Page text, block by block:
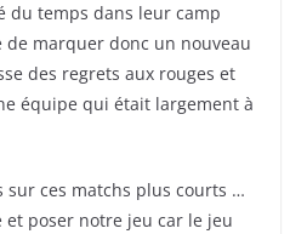
du temps dans leur camp
de marquer donc un nouveau
des regrets aux rouges et
équipe qui était largement à
sur ces matchs plus courts …
et poser notre jeu car le jeu